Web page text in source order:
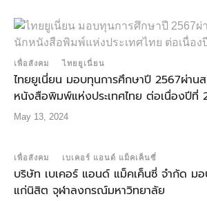
เพื่อสังคม ไทยยูเนี่ยน
ไทยยูเนี่ยน มอบทุนการศึกษาปี 2567ผ่าน
หนังสือพิมพ์แห่งประเทศไทย ต่อเนื่องปีที่
May 13, 2024
เพื่อสังคม เบเคอร์ แอนด์ แม็คเค็นซี่
บริษัท เบเคอร์ แอนด์ แม็คเค็นซี่ จำกัด ม
แก่นิสิต จุฬาลงกรณ์มหาวิทยาลัย